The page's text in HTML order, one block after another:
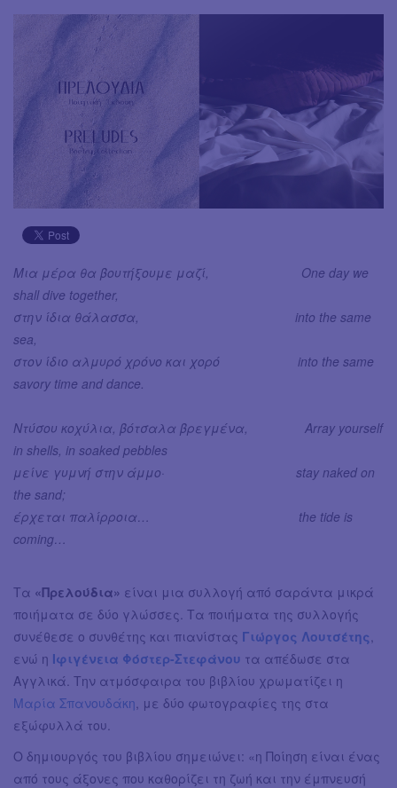
Μια μέρα θα βουτήξουμε μαζί, One day we
shall dive together,
στην ίδια θάλασσα, into the same
sea,
στον ίδιο αλμυρό χρόνο και χορό into the same
savory time and dance.
Nτύσου κοχύλια, βότσαλα βρεγμένα, Array yourself
in shells, in soaked pebbles
μείνε γυμνή στην άμμο· stay naked on
the sand;
έρχεται παλίρροια… the tide is
coming…
Τα «Πρελούδια» είναι μια συλλογή από σαράντα μικρά
ποιήματα σε δύο γλώσσες. Τα ποιήματα της συλλογής
συνέθεσε ο συνθέτης και πιανίστας Γιώργος Λουτσέτης
ενώ η Ιφιγένεια Φόστερ-Στεφάνου τα απέδωσε στα
Αγγλικά. Την ατμόσφαιρα του βιβλίου χρωματίζει η
Μαρία Σπανουδάκη , με δύο φωτογραφίες της στα
εξώφυλλά του.
Ο δημιουργός του βιβλίου σημειώνει: «η Ποίηση είναι ένας
από τους άξονες που καθορίζει τη ζωή και την έμπνευσή